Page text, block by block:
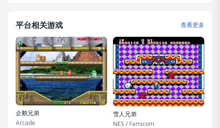
平台相关游戏 查看更多
企鹅兄弟
Arcade
雪人兄弟
NES / Famicom